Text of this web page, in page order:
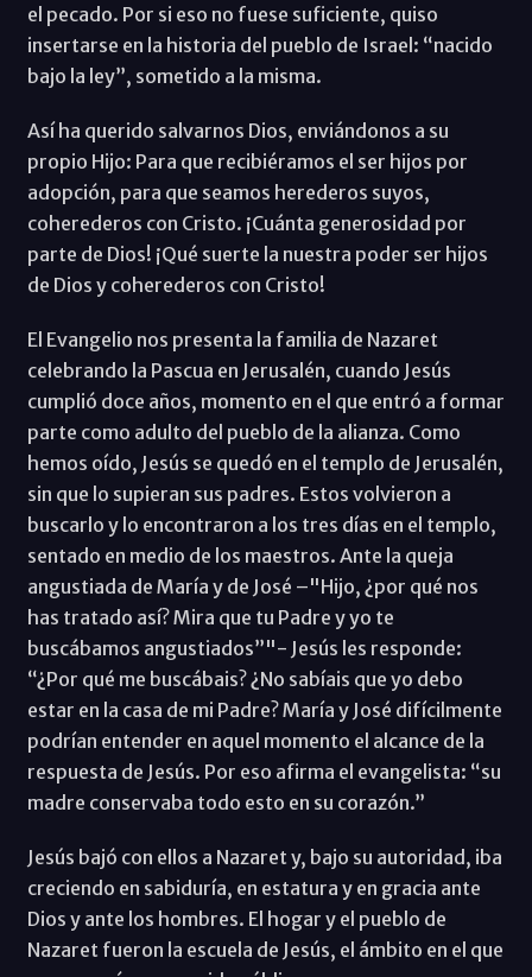
el pecado. Por si eso no fuese suficiente, quiso
insertarse en la historia del pueblo de Israel: “nacido
bajo la ley”, sometido a la misma.
Así ha querido salvarnos Dios, enviándonos a su
propio Hijo: Para que recibiéramos el ser hijos por
adopción, para que seamos herederos suyos,
coherederos con Cristo. ¡Cuánta generosidad por
parte de Dios! ¡Qué suerte la nuestra poder ser hijos
de Dios y coherederos con Cristo!
El Evangelio nos presenta la familia de Nazaret
celebrando la Pascua en Jerusalén, cuando Jesús
cumplió doce años, momento en el que entró a formar
parte como adulto del pueblo de la alianza. Como
hemos oído, Jesús se quedó en el templo de Jerusalén,
sin que lo supieran sus padres. Estos volvieron a
buscarlo y lo encontraron a los tres días en el templo,
sentado en medio de los maestros. Ante la queja
angustiada de María y de José –"Hijo, ¿por qué nos
has tratado así? Mira que tu Padre y yo te
buscábamos angustiados”"- Jesús les responde:
“¿Por qué me buscábais? ¿No sabíais que yo debo
estar en la casa de mi Padre? María y José difícilmente
podrían entender en aquel momento el alcance de la
respuesta de Jesús. Por eso afirma el evangelista: “su
madre conservaba todo esto en su corazón.”
Jesús bajó con ellos a Nazaret y, bajo su autoridad, iba
creciendo en sabiduría, en estatura y en gracia ante
Dios y ante los hombres. El hogar y el pueblo de
Nazaret fueron la escuela de Jesús, el ámbito en el que